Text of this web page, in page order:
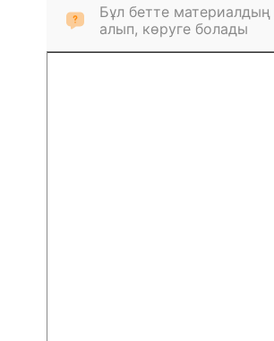
Бұл бетте
алып, көруге болады